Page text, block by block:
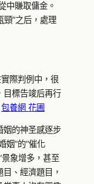
中賺取傭金。
頸”之后，處理
際判例中，很
目標告竣后再行
包養網 花圃
姻的神圣感逐步
姻”的“催化
景象增多，甚至
、經濟題目，